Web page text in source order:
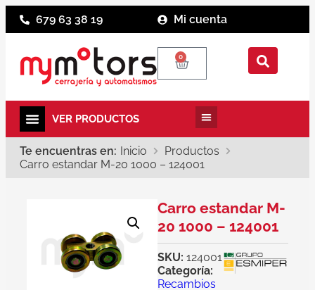
679 63 38 19 Mi cuenta
0
Te encuentras en: Inicio
Productos
Carro estandar M-20 1000 – 124001
Carro estandar M-
20 1000 – 124001
SKU: 124001
Categoría:
Recambios